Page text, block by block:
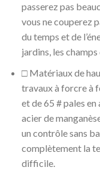
passerez pas
vous ne couperez
du temps et de
jardins, les
□ Matériaux de
travaux à forcre à
et de 65 # pales en
acier de
un contrôle sans
complètement la
difficile.